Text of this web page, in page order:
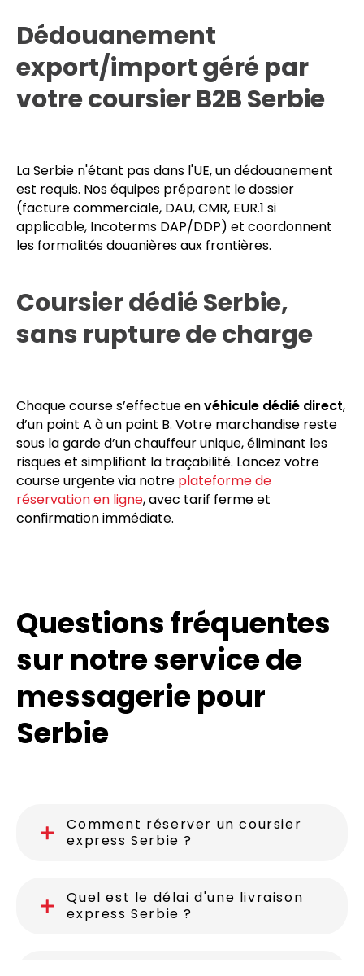
Dédouanement
export/import géré par
votre coursier B2B Serbie
La Serbie n'étant pas dans l'UE, un dédouanement
est requis. Nos équipes préparent le dossier
(facture commerciale, DAU, CMR, EUR.1 si
applicable, Incoterms DAP/DDP) et coordonnent
les formalités douanières aux frontières.
Coursier dédié Serbie,
sans rupture de charge
Chaque course s’effectue envéhicule dédié direct,
d’un point A à un point B. Votre marchandise reste
sous la garde d’un chauffeur unique, éliminant les
risques et simplifiant la traçabilité. Lancez votre
course urgente via notre plateforme de
réservation en ligne, avec tarif ferme et
confirmation immédiate.
Questions fréquentes
sur notre service de
messagerie pour
Serbie
Comment réserver un coursier
express Serbie ?
Quel est le délai d'une livraison
express Serbie ?